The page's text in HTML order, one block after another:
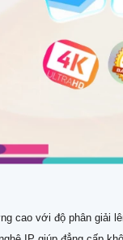
cao với độ phân giải